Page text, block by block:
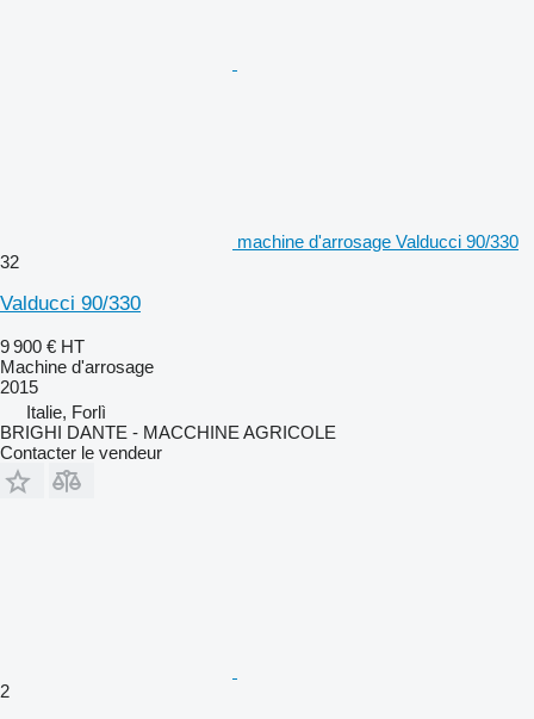
machine d'arrosage Valducci 90/330
32
Valducci 90/330
9 900 € HT
Machine d'arrosage
2015
Italie, Forlì
BRIGHI DANTE - MACCHINE AGRICOLE
Contacter le vendeur
2